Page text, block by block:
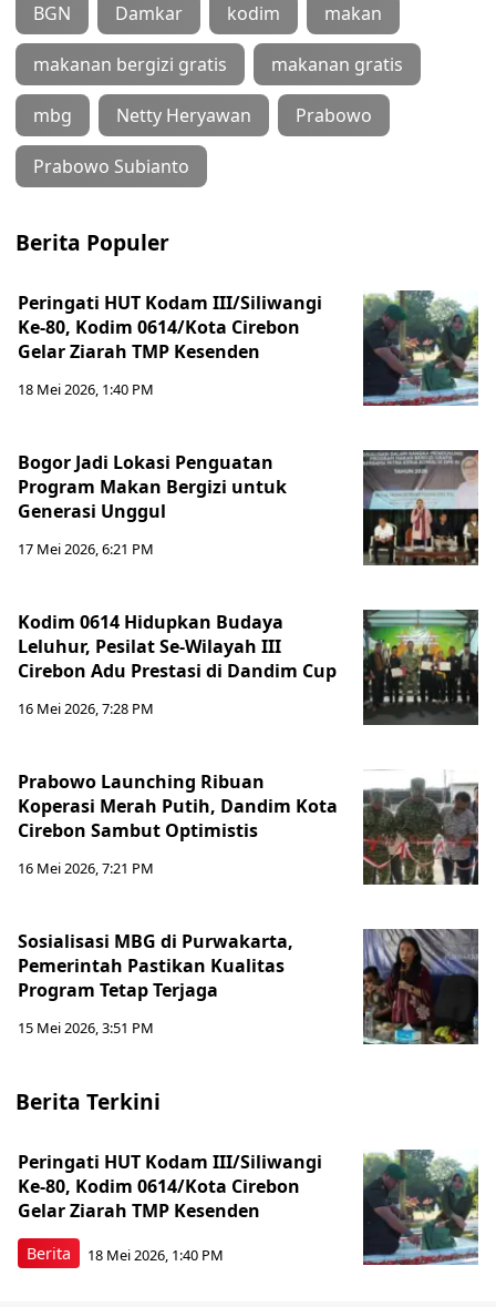
BGN Damkar kodim makan
makanan bergizi gratis makanan gratis
mbg Netty Heryawan Prabowo
Prabowo Subianto
Berita Populer
Peringati HUT Kodam III/Siliwangi
Ke-80, Kodim 0614/Kota Cirebon
Gelar Ziarah TMP Kesenden
18 Mei 2026, 1:40 PM
Bogor Jadi Lokasi Penguatan
Program Makan Bergizi untuk
Generasi Unggul
17 Mei 2026, 6:21 PM
Kodim 0614 Hidupkan Budaya
Leluhur, Pesilat Se-Wilayah III
Cirebon Adu Prestasi di Dandim Cup
16 Mei 2026, 7:28 PM
Prabowo Launching Ribuan
Koperasi Merah Putih, Dandim Kota
Cirebon Sambut Optimistis
16 Mei 2026, 7:21 PM
Sosialisasi MBG di Purwakarta,
Pemerintah Pastikan Kualitas
Program Tetap Terjaga
15 Mei 2026, 3:51 PM
Berita Terkini
Berita
Peringati HUT Kodam III/Siliwangi
Ke-80, Kodim 0614/Kota Cirebon
Gelar Ziarah TMP Kesenden
18 Mei 2026, 1:40 PM